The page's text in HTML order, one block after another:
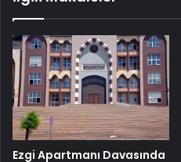
Ezgi Apartmanı Davasında